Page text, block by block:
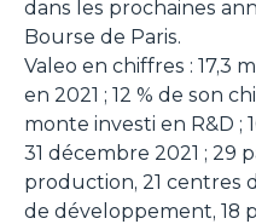
dans les prochaines
Bourse de Paris.
Valeo en chiffres : 17,3
en 2021 ; 12 % de son
monte investi en R&D ;
31 décembre 2021 ; 29
production, 21 centres
de développement, 18